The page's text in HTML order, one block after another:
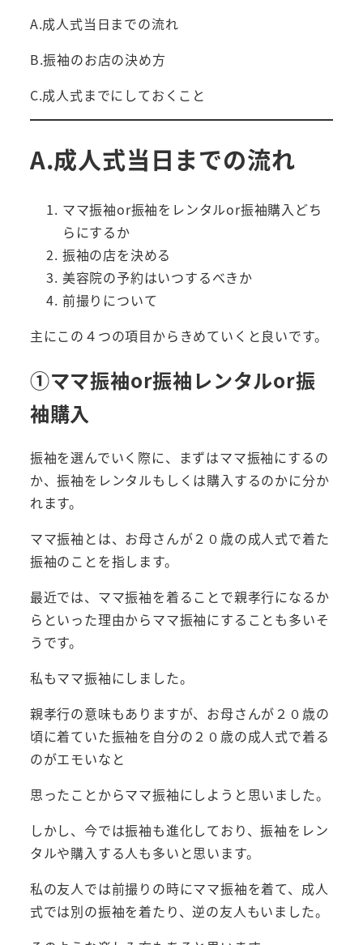
A.成人式当日までの流れ
B.振袖のお店の決め方
C.成人式までにしておくこと
A.成人式当日までの流れ
ママ振袖or振袖をレンタルor振袖購入どち
らにするか
振袖の店を決める
美容院の予約はいつするべきか
前撮りについて
主にこの４つの項目からきめていくと良いです。
①ママ振袖or振袖レンタルor振
袖購入
振袖を選んでいく際に、まずはママ振袖にするの
か、振袖をレンタルもしくは購入するのかに分か
れます。
ママ振袖とは、お母さんが２０歳の成人式で着た
振袖のことを指します。
最近では、ママ振袖を着ることで親孝行になるか
らといった理由からママ振袖にすることも多いそ
うです。
私もママ振袖にしました。
親孝行の意味もありますが、お母さんが２０歳の
頃に着ていた振袖を自分の２０歳の成人式で着る
のがエモいなと
思ったことからママ振袖にしようと思いました。
しかし、今では振袖も進化しており、振袖をレン
タルや購入する人も多いと思います。
私の友人では前撮りの時にママ振袖を着て、成人
式では別の振袖を着たり、逆の友人もいました。